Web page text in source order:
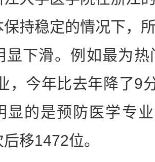
保持稳定的情况下，
显下滑。例如最为
，今年比去年降了9
显的是预防医学专
移1472位。